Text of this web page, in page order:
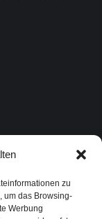
zu
um das Browsing-
Werbung